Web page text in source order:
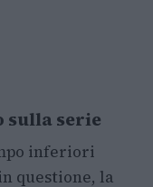
sulla serie
inferiori
questione, la